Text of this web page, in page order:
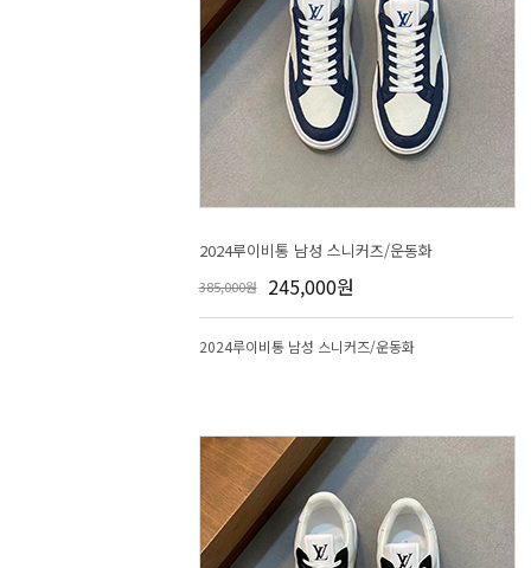
2024루이비통 남성 스니커즈/운동화
385,000원 245,000원
2024루이비통 남성 스니커즈/운동화